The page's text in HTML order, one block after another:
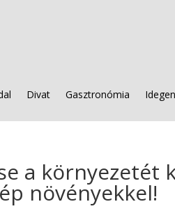
Divat Gasztronómia
a
növényekkel!